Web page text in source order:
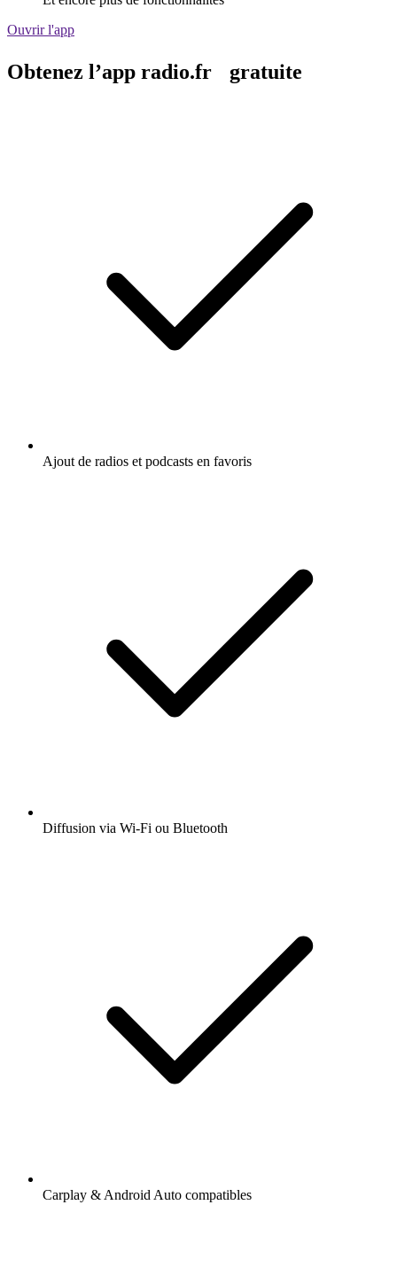
Ouvrir l'app
Obtenez l’app radio.fr gratuite
Ajout de radios et podcasts en favoris
Diffusion via Wi-Fi ou Bluetooth
Carplay & Android Auto compatibles